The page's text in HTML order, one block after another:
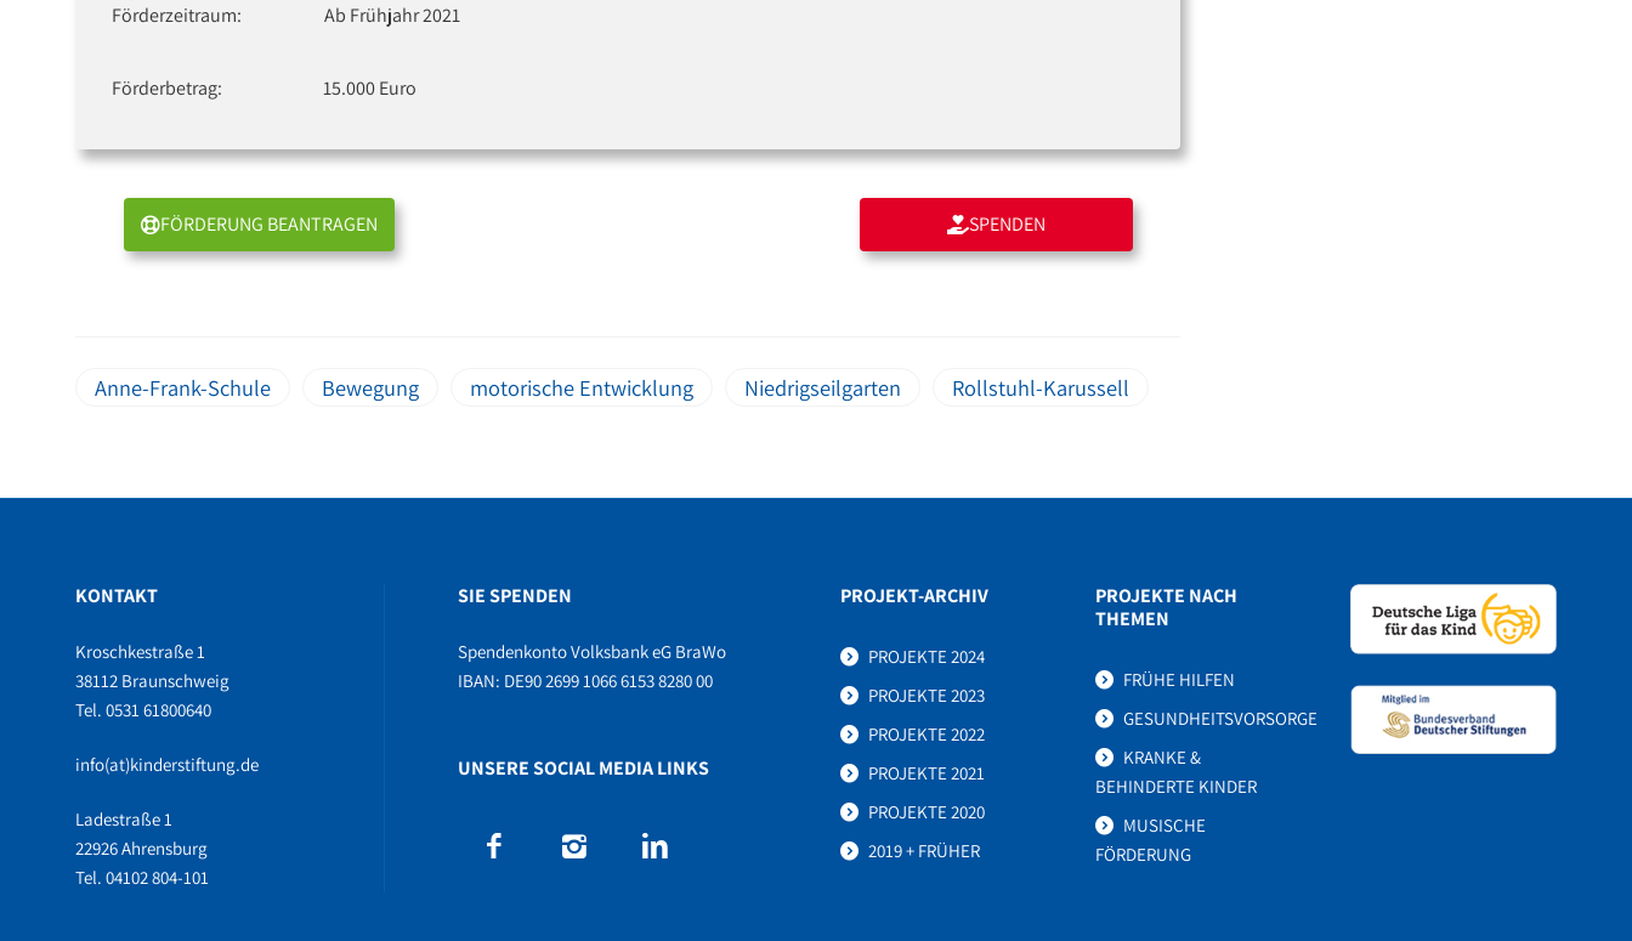
Förderzeitraum: Ab Frühjahr 2021
Förderbetrag: 15.000 Euro
FÖRDERUNG BEANTRAGEN SPENDEN
Anne-Frank-Schule Bewegung motorische Entwicklung Niedrigseilgarten Rollstuhl-Karussell
KONTAKT
Kroschkestraße 1
38112 Braunschweig
Tel. 0531 61800640
info(at)kinderstiftung.de
Ladestraße 1
22926 Ahrensburg
Tel. 04102 804-101
SIE SPENDEN
Spendenkonto Volksbank eG BraWo
IBAN: DE90 2699 1066 6153 8280 00
UNSERE SOCIAL MEDIA LINKS
PROJEKT-ARCHIV
PROJEKTE 2024
PROJEKTE 2023
PROJEKTE 2022
PROJEKTE 2021
PROJEKTE 2020
2019 + FRÜHER
PROJEKTE NACH
THEMEN
FRÜHE HILFEN
GESUNDHEITSVORSORGE
KRANKE &
BEHINDERTE KINDER
MUSISCHE
FÖRDERUNG